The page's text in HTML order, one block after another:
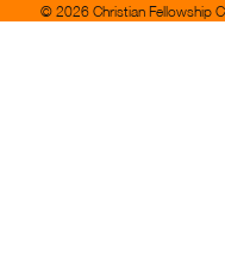
© 2026 Christian Fellowship